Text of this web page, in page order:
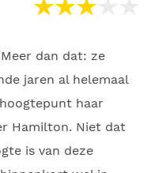
dan dat: ze
jaren al helemaal
haar
Hamilton. Niet dat
is van deze